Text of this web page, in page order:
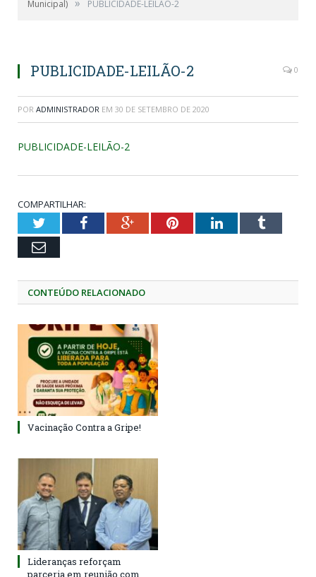
Municipal)
PUBLICIDADE-LEILÃO-2
PUBLICIDADE-LEILÃO-2 0
POR ADMINISTRADOR EM 30 DE SETEMBRO DE 2020
PUBLICIDADE-LEILÃO-2
COMPARTILHAR:
TwitterFacebookGoogle+PinterestLinkedInTumblr
Email
CONTEÚDO RELACIONADO
Vacinação Contra a Gripe!
Lideranças reforçam